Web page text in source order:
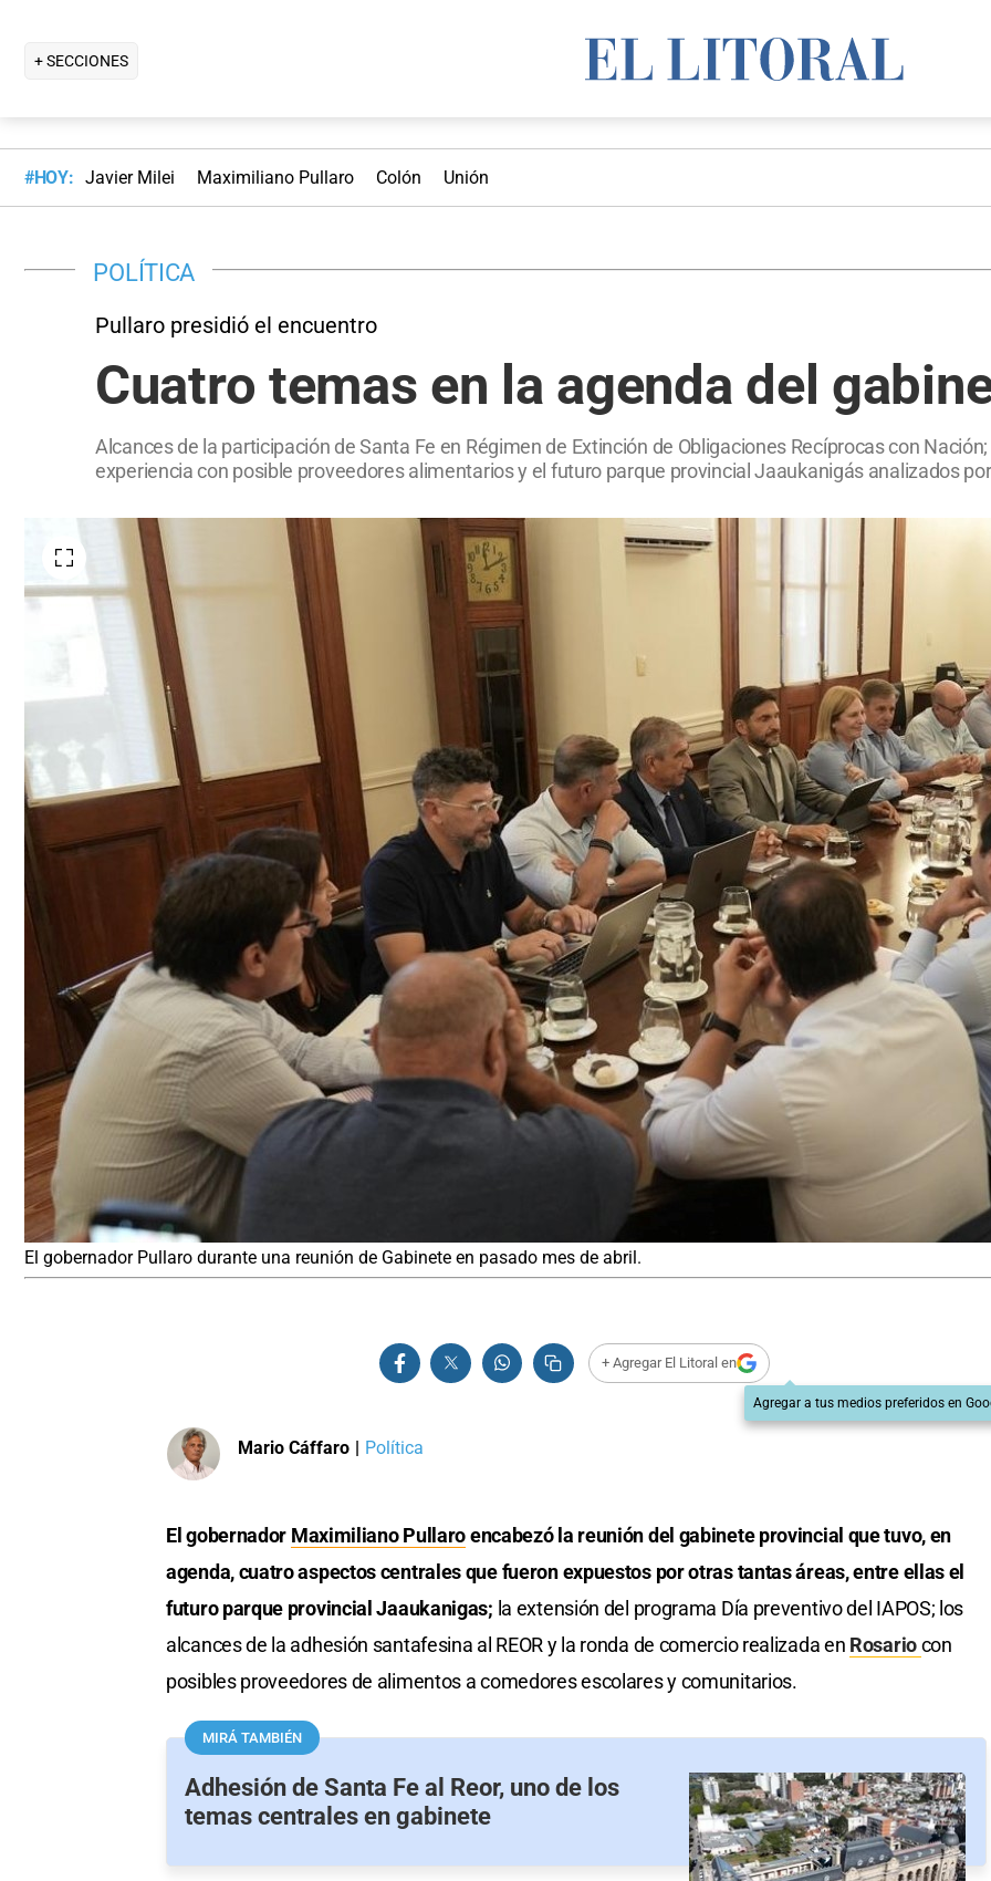
+ SECCIONES
#HOY: Javier Milei Maximiliano Pullaro Colón Unión
POLÍTICA
Pullaro presidió el encuentro
Cuatro temas en la agenda del
Alcances de la participación de Santa Fe en Régimen de Extinción de Obligaciones Recíprocas con
experiencia con posible proveedores alimentarios y el futuro parque provincial Jaaukanigás analizados
El gobernador Pullaro durante una reunión de Gabinete en pasado mes de abril.
+ Agregar El Litoral en
Agregar a tus medios preferidos en
Mario Cáffaro | Política
El gobernador Maximiliano Pullaroencabezó la reunión del gabinete provincial que tuvo, en
agenda, cuatro aspectos centrales que fueron expuestos por otras tantas áreas, entre ellas el
futuro parque provincial Jaaukanigas; la extensión del programa Día preventivo del IAPOS; los
alcances de la adhesión santafesina al REOR y la ronda de comercio realizada en Rosariocon
posibles proveedores de alimentos a comedores escolares y comunitarios.
MIRÁ TAMBIÉN
Adhesión de Santa Fe al Reor, uno de los
temas centrales en gabinete